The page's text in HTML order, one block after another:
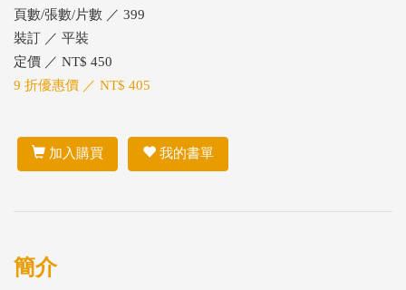
頁數/張數/片數 ／ 399
裝訂 ／ 平裝
定價 ／ NT$ 450
9 折優惠價 ／ NT$ 405
加入購買 我的書單
簡介